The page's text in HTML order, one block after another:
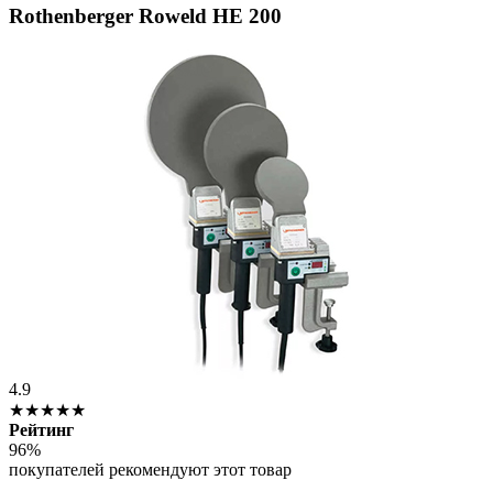
Rothenberger Roweld HE 200
4.9
★★★★★
Рейтинг
96%
покупателей рекомендуют этот товар